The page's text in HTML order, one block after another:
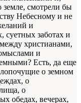
смотрели бы
Небесному и не
и
суетных заботах и
христианами,
и
Есть, да еще
о земном
о
о
обедах, вечерах,